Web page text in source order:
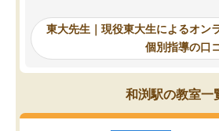
れるので、親としても安心です。毎日
使える自習室とかもあり、わからない
ところがあれば先生が回答してくれる
のも重宝しています。
東大先生｜現役東大生によるオン
個別指導の口
和渕駅の教室一